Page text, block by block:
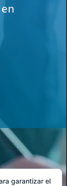
garantizar el